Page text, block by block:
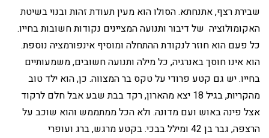
שבירת רצף, אתנחתא. הסולו הוא מעין תעודת זהות ובנוי בשיטת
האקומולוציה של דיבור ותנועה המציינים נקודות חשובות בחייו.
כל פעם הוא חוזר לנקודת ההתחלה ומוסיף אינפורמציה נוספת.
הוא אינו חוסך באנרגיה, כל מילה ותנועה חשובים, משמעותיים
בחייו. יש גם קטע פרודי על טקס בר המצווה. כן, הוא ילד טוב
מהקריות, בגיל 18 יצא מהארון, רקד בבת שבע אבל חלם לרקוד
אצל פינה באוש ועם מדונה. ולא הכל ממתממש והוא שוכב על
הרצפה, גבר בן 42 ומילל בבכי. בקטע מרגש, ברג ועופרי